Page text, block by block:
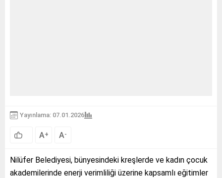
Yayınlama: 07.01.2026
A+ A-
Nilüfer Belediyesi, bünyesindeki kreşlerde ve kadın çocuk
akademilerinde enerji verimliliği üzerine kapsamlı eğitimler